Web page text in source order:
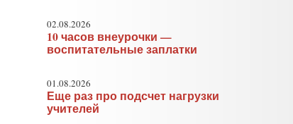
02.08.2026
10 часов внеурочки —
воспитательные заплатки
01.08.2026
Еще раз про подсчет нагрузки
учителей